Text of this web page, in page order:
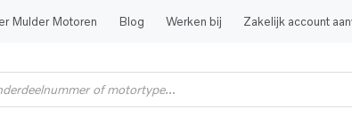
Mulder Motoren Blog Werken bij Zakelijk account